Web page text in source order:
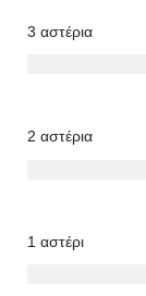
3 αστέρια
2 αστέρια
1 αστέρι